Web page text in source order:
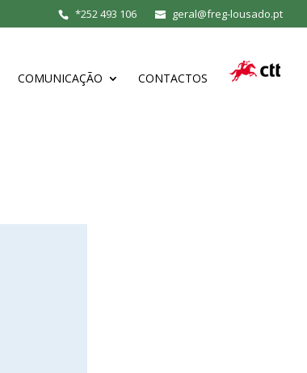
*252 493 106 geral@freg-lousado.pt
COMUNICAÇÃO CONTACTOS